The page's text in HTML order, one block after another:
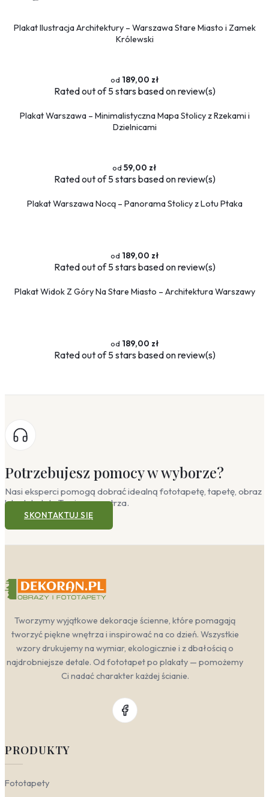
Plakat Ilustracja Architektury – Warszawa Stare Miasto i Zamek
Królewski
189,00 zł
Ratedout of 5 stars based onreview(s)
Plakat Warszawa – Minimalistyczna Mapa Stolicy z Rzekami i
Dzielnicami
59,00 zł
Ratedout of 5 stars based onreview(s)
Plakat Warszawa Nocą – Panorama Stolicy z Lotu Ptaka
189,00 zł
Ratedout of 5 stars based onreview(s)
Plakat Widok Z Góry Na Stare Miasto – Architektura Warszawy
189,00 zł
Ratedout of 5 stars based onreview(s)
Potrzebujesz pomocy w wyborze?
Nasi eksperci pomogą dobrać idealną fototapetę, tapetę, obraz
lub plakat do Twojego wnętrza.
SKONTAKTUJ SIĘ
Tworzymy wyjątkowe dekoracje ścienne, które pomagają
tworzyć piękne wnętrza i inspirować na co dzień. Wszystkie
wzory drukujemy na wymiar, ekologicznie i z dbałością o
najdrobniejsze detale. Od fototapet po plakaty — pomożemy
Ci nadać charakter każdej ścianie.
PRODUKTY
Fototapety